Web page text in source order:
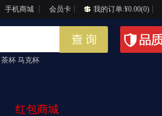
手机商城 ┊ 会员卡 ┊ 我的订单:¥0.00(0) ┊
茶杯 马克杯
红包商城